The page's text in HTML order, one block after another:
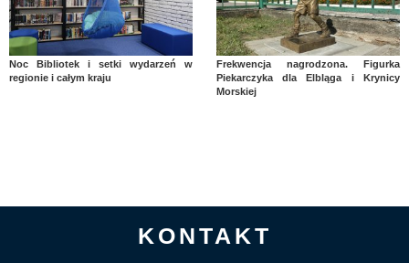
Noc Bibliotek i setki wydarzeń w
regionie i całym kraju
Frekwencja nagrodzona. Figurka
Piekarczyka dla Elbląga i Krynicy
Morskiej
KONTAKT